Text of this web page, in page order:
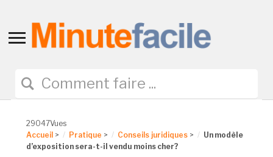
Toggle
navigation
29047Vues
Accueil > Pratique > Conseils juridiques >
Un modèle
d’exposition sera-t-il vendu moins cher?